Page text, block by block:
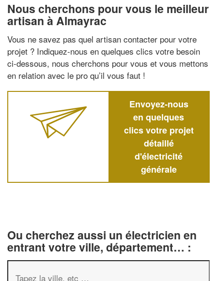
Nous cherchons pour vous le meilleur
artisan à Almayrac
Vous ne savez pas quel artisan contacter pour votre
projet ? Indiquez-nous en quelques clics votre besoin
ci-dessous, nous cherchons pour vous et vous mettons
en relation avec le pro qu’il vous faut !
Envoyez-nous
en quelques
clics votre projet
détaillé
d'électricité
générale
Ou cherchez aussi un électricien en
entrant votre ville, département… :